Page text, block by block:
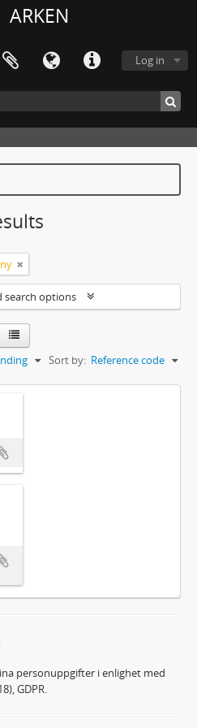
ARKEN
Log in
search options
Sort by: Reference code
personuppgifter i enlighet med
GDPR.